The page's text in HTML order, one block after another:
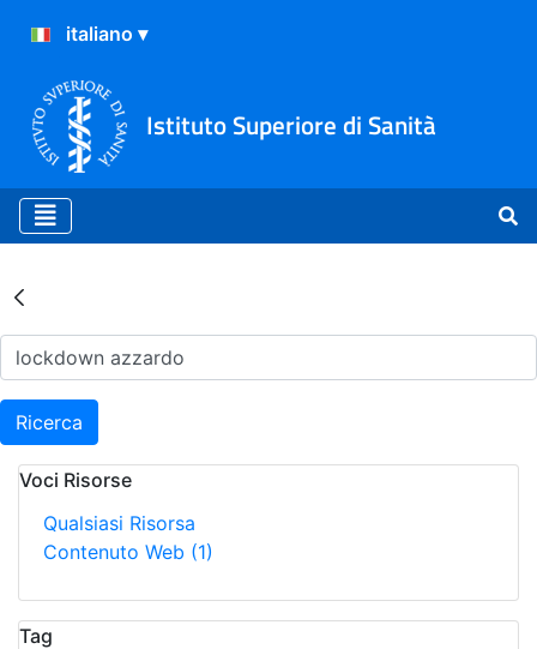
Istituto Superiore di Sanità
Risultati della Ricerca -
Ricerca
Voci Risorse
Qualsiasi Risorsa
Contenuto Web (1)
Tag